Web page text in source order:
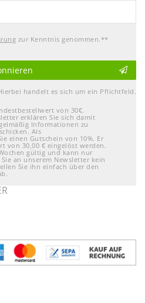
zur Kenntnis genommen.**
handelt es sich um ein Pflichtfeld.
von 30€.
erklären Sie sich damit
Informationen zu
Als
einen Gutschein von 10%. Er
von 30,00 € eingelöst werden.
gültig und kann nur
an unserem Newsletter kein
Sie ihn einfach über den